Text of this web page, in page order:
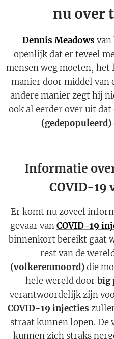
nu over
Dennis Meadows
openlijk dat er teveel
mensen weg moeten, het
manier door middel van
andere manier zegt hij
ook al eerder over uit
(gedepopuleerd)
Informatie
COVID-19
Er komt nu zoveel
gevaar vanCOVID-19
binnenkort bereikt gaat
rest van de
(volkerenmoord)die
hele wereld doorbig
verantwoordelijk zijn
COVID-19 injecties
straat kunnen lopen.
kunnen zich straks